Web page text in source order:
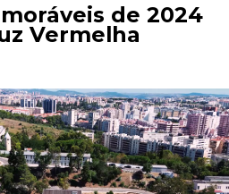
de 2024
Vermelha